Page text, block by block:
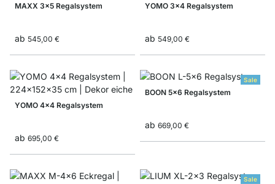
MAXX 3x5 Regalsystem
ab 545,00 €
YOMO 3x4 Regalsystem
ab 549,00 €
YOMO 4x4 Regalsystem
ab 695,00 €
Sale
BOON 5x6 Regalsystem
ab 669,00 €
Sale